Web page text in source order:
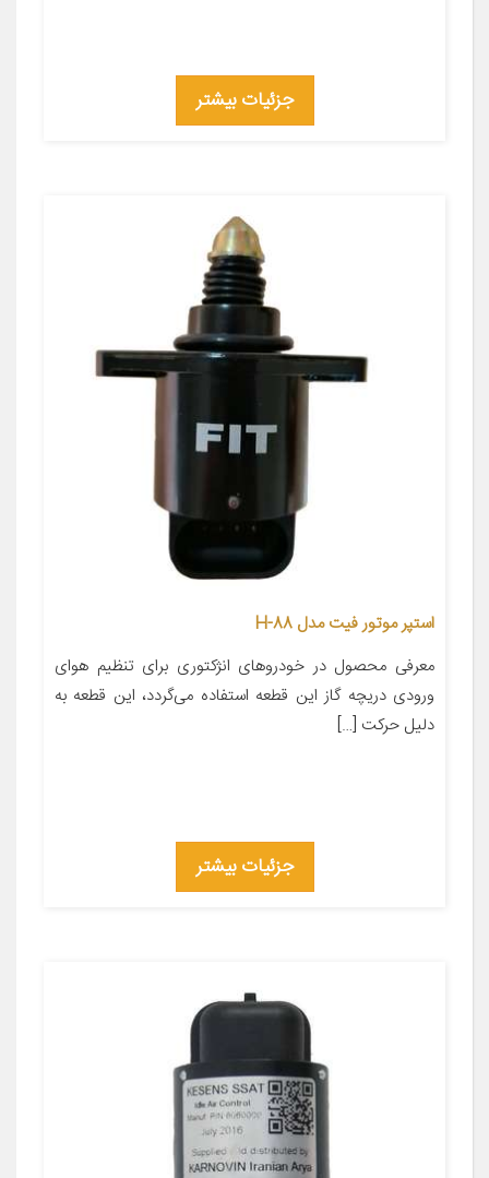
جزئیات بیشتر
استپر موتور فیت مدل H-88
معرفی محصول در خودروهای انژکتوری برای تنظیم هوای
ورودی دریچه گاز این قطعه استفاده می‌گردد، این قطعه به
دلیل حرکت […]
جزئیات بیشتر